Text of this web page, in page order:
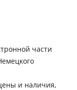
XV20
XV30
2011 XV40
XV50
XV70
части
и наличия,